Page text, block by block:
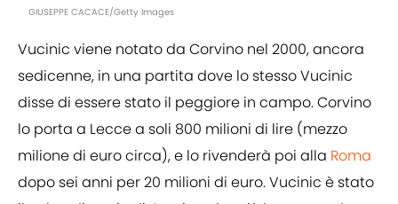
GIUSEPPE CACACE/Getty Images
Vucinic viene notato da Corvino nel 2000, ancora
sedicenne, in una partita dove lo stesso Vucinic
disse di essere stato il peggiore in campo. Corvino
lo porta a Lecce a soli 800 milioni di lire (mezzo
milione di euro circa), e lo rivenderà poi alla Roma
dopo sei anni per 20 milioni di euro. Vucinic è stato